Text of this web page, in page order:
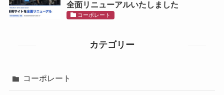
全面リニューアルいたしました
コーポレート
カテゴリー
コーポレート